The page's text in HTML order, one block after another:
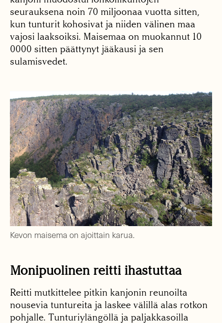
seurauksena noin 70 miljoonaa vuotta sitten,
kun tunturit kohosivat ja niiden välinen maa
vajosi laaksoiksi. Maisemaa on muokannut 10
0000 sitten päättynyt jääkausi ja sen
sulamisvedet.
Kevon maisema on ajoittain karua.
Monipuolinen reitti ihastuttaa
Reitti mutkittelee pitkin kanjonin reunoilta
nousevia tuntureita ja laskee välillä alas rotkon
pohjalle. Tunturiylängöllä ja paljakkasoilla